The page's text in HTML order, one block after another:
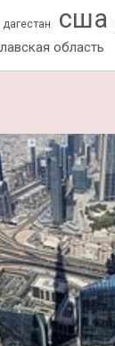
сша
область